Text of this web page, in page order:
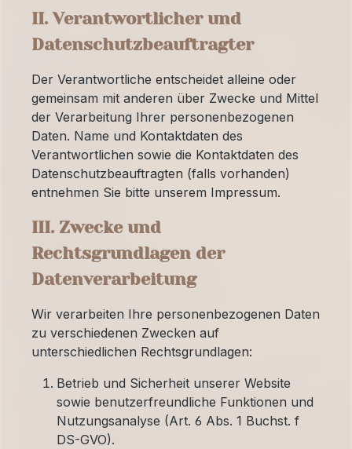
II. Verantwortlicher und
Datenschutzbeauftragter
Der Verantwortliche entscheidet alleine oder
gemeinsam mit anderen über Zwecke und Mittel
der Verarbeitung Ihrer personenbezogenen
Daten. Name und Kontaktdaten des
Verantwortlichen sowie die Kontaktdaten des
Datenschutzbeauftragten (falls vorhanden)
entnehmen Sie bitte unserem Impressum.
III. Zwecke und
Rechtsgrundlagen der
Datenverarbeitung
Wir verarbeiten Ihre personenbezogenen Daten
zu verschiedenen Zwecken auf
unterschiedlichen Rechtsgrundlagen:
Betrieb und Sicherheit unserer Website
sowie benutzerfreundliche Funktionen und
Nutzungsanalyse (Art. 6 Abs. 1 Buchst. f
DS-GVO).